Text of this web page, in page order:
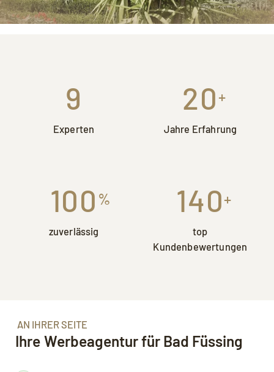
9
Experten
20 +
Jahre Erfahrung
100 %
zuverlässig
140+
top
Kundenbewertungen
AN IHRER SEITE
Ihre Werbeagentur für Bad Füssing